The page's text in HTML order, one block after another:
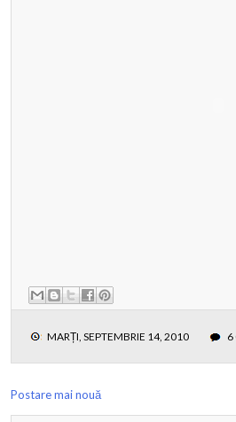
MARȚI, SEPTEMBRIE 14, 2010 6
Postare mai nouă